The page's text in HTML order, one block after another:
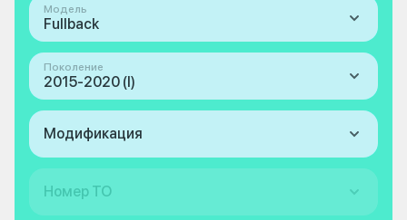
Модель
Fullback
Поколение
2015-2020 (I)
Модификация
Номер ТО